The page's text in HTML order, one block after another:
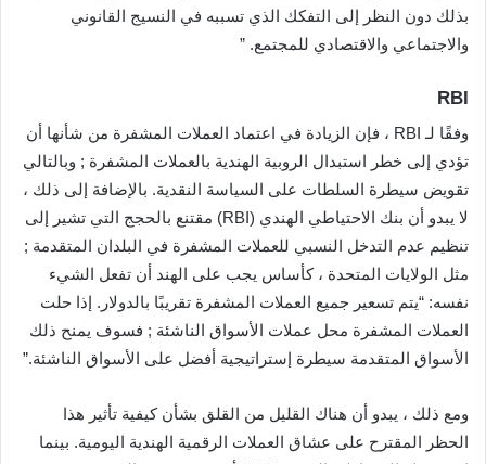
بذلك دون النظر إلى التفكك الذي تسببه في النسيج القانوني
والاجتماعي والاقتصادي للمجتمع. ”
RBI
وفقًا لـ RBI ، فإن الزيادة في اعتماد العملات المشفرة من شأنها أن
تؤدي إلى خطر استبدال الروبية الهندية بالعملات المشفرة ; وبالتالي
تقويض سيطرة السلطات على السياسة النقدية. بالإضافة إلى ذلك ،
لا يبدو أن بنك الاحتياطي الهندي (RBI) مقتنع بالحجج التي تشير إلى
تنظيم عدم التدخل النسبي للعملات المشفرة في البلدان المتقدمة ;
مثل الولايات المتحدة ، كأساس يجب على الهند أن تفعل الشيء
نفسه: “يتم تسعير جميع العملات المشفرة تقريبًا بالدولار. إذا حلت
العملات المشفرة محل عملات الأسواق الناشئة ; فسوف يمنح ذلك
الأسواق المتقدمة سيطرة إستراتيجية أفضل على الأسواق الناشئة.”
ومع ذلك ، يبدو أن هناك القليل من القلق بشأن كيفية تأثير هذا
الحظر المقترح على عشاق العملات الرقمية الهندية اليومية. بينما